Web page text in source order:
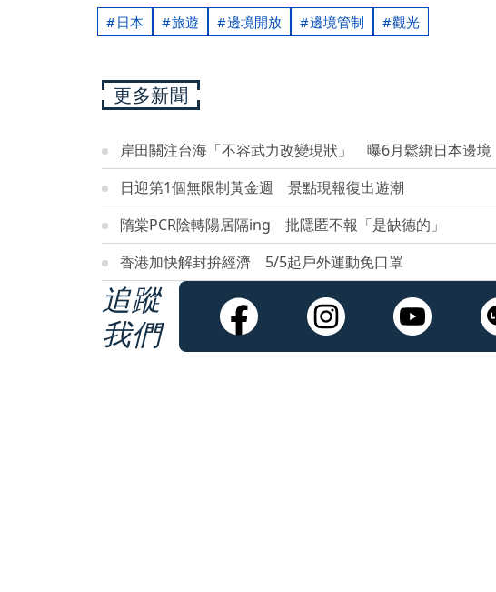
日本 旅遊 邊境開放 邊境管制 觀光
更多新聞
岸田關注台海「不容武力改變現狀」 曝6月鬆綁日本邊境
日迎第1個無限制黃金週 景點現報復出遊潮
隋棠PCR陰轉陽居隔ing 批隱匿不報「是缺德的」
香港加快解封拚經濟 5/5起戶外運動免口罩
追蹤
我們